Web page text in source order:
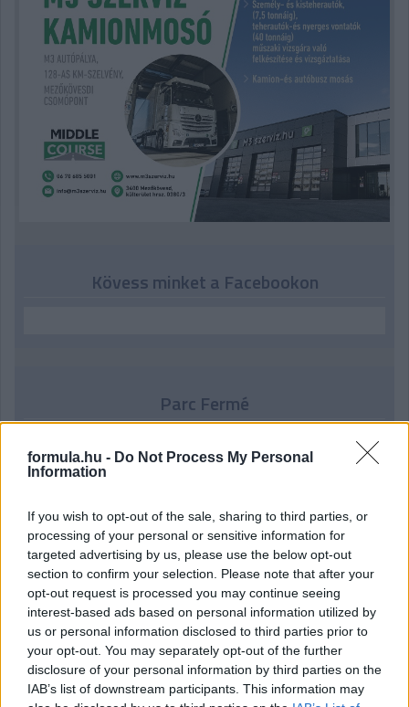
formula.hu - Do Not Process My Personal
Information
If you wish to opt-out of the sale, sharing to third parties, or
processing of your personal or sensitive information for
targeted advertising by us, please use the below opt-out
section to confirm your selection. Please note that after your
opt-out request is processed you may continue seeing
interest-based ads based on personal information utilized by
us or personal information disclosed to third parties prior to
your opt-out. You may separately opt-out of the further
disclosure of your personal information by third parties on the
IAB’s list of downstream participants. This information may
Kövess minket a Facebookon
Parc Fermé
MotoGP: Bezzecchi közel egy másodpercet javított a